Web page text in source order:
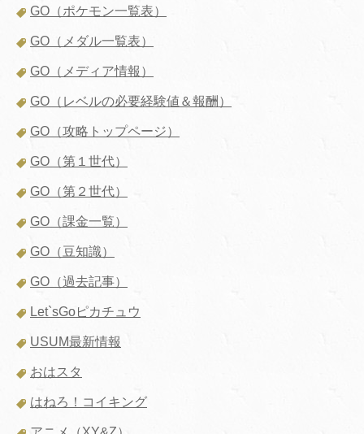
GO（ポケモン一覧表）
GO（メダル一覧表）
GO（メディア情報）
GO（レベルの必要経験値＆報酬）
GO（攻略トップページ）
GO（第１世代）
GO（第２世代）
GO（課金一覧）
GO（豆知識）
GO（過去記事）
Let`sGoピカチュウ
USUM最新情報
おはスタ
はねろ！コイキング